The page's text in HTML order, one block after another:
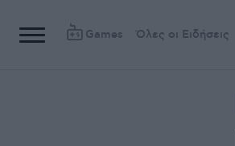
Games Όλες οι Ειδήσεις